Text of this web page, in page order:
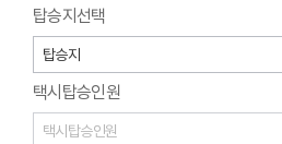
탑승지선택
택시탑승인원